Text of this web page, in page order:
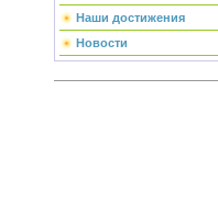
Наши достижения
Новости